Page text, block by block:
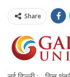
Share